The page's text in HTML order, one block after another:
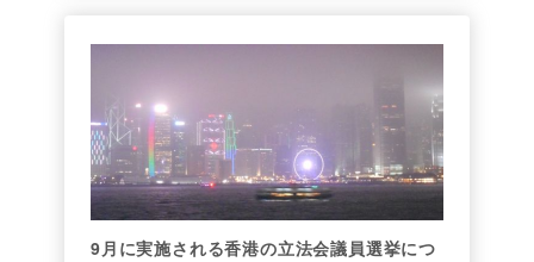
9月に実施される香港の立法会議員選挙につ